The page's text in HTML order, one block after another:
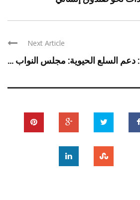
Next Article
: دعم السلع الحيوية: مجلس النواب ...